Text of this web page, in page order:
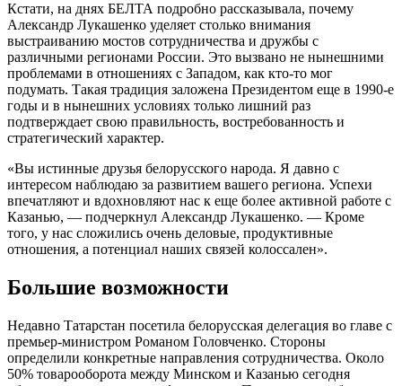
Кстати, на днях БЕЛТА подробно рассказывала, почему
Александр Лукашенко уделяет столько внимания
выстраиванию мостов сотрудничества и дружбы с
различными регионами России. Это вызвано не нынешними
проблемами в отношениях с Западом, как кто-то мог
подумать. Такая традиция заложена Президентом еще в 1990-е
годы и в нынешних условиях только лишний раз
подтверждает свою правильность, востребованность и
стратегический характер.
«Вы истинные друзья белорусского народа. Я давно с
интересом наблюдаю за развитием вашего региона. Успехи
впечатляют и вдохновляют нас к еще более активной работе с
Казанью, — подчеркнул Александр Лукашенко. — Кроме
того, у нас сложились очень деловые, продуктивные
отношения, а потенциал наших связей колоссален».
Большие возможности
Недавно Татарстан посетила белорусская делегация во главе с
премьер-министром Романом Головченко. Стороны
определили конкретные направления сотрудничества. Около
50% товарооборота между Минском и Казанью сегодня